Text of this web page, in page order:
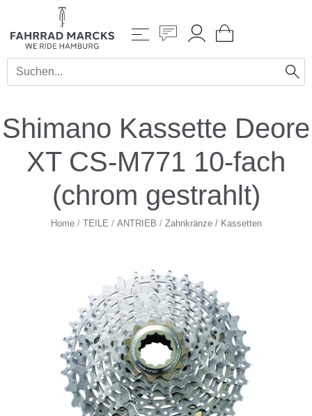
Shimano Kassette Deore
XT CS-M771 10-fach
(chrom gestrahlt)
Home/ TEILE / ANTRIEB / Zahnkränze / Kassetten